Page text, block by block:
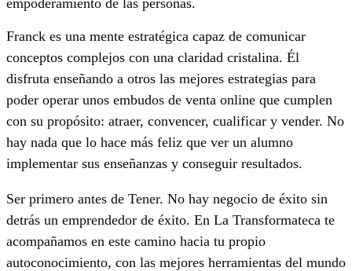
Franck es una mente estratégica capaz de comunicar
conceptos complejos con una claridad cristalina. Él
disfruta enseñando a otros las mejores estrategias para
poder operar unos embudos de venta online que cumplen
con su propósito: atraer, convencer, cualificar y vender. No
hay nada que lo hace más feliz que ver un alumno
implementar sus enseñanzas y conseguir resultados.
Ser primero antes de Tener. No hay negocio de éxito sin
detrás un emprendedor de éxito. En La Transformateca te
acompañamos en este camino hacia tu propio
autoconocimiento, con las mejores herramientas del mundo